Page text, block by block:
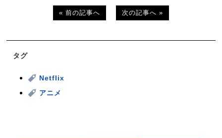
« 前の記事へ 次の記事へ »
タグ
Netflix
アニメ